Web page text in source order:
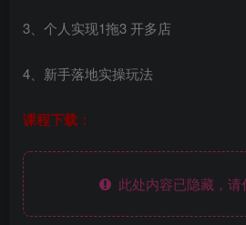
3、个人实现1拖3 开多店
4、新手落地实操玩法
课程下载：
此处内容已隐藏，请